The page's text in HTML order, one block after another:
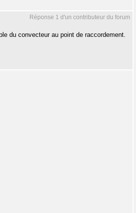
Réponse 1 d'un contributeur du forum
du convecteur au point de raccordement.